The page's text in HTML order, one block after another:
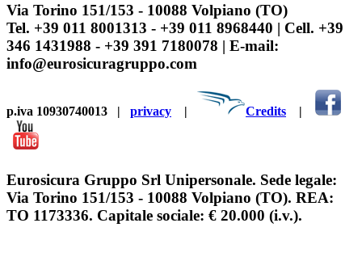
Via Torino 151/153 - 10088 Volpiano (TO)
Tel. +39 011 8001313 - +39 011 8968440 | Cell. +39
346 1431988 - +39 391 7180078 | E-mail:
info@eurosicuragruppo.com
p.iva 10930740013 | privacy | Credits |
Eurosicura Gruppo Srl Unipersonale. Sede legale:
Via Torino 151/153 - 10088 Volpiano (TO). REA:
TO 1173336. Capitale sociale: € 20.000 (i.v.).